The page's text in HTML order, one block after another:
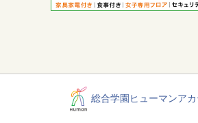
総合学園ヒューマンア